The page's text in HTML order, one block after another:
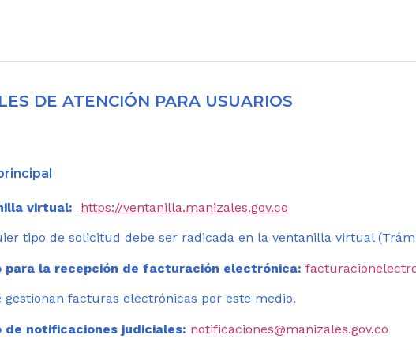
DE ATENCIÓN PARA USUARIOS
virtual: https://ventanilla.manizales.gov.co
tipo de solicitud debe ser radicada en la ventanilla virtual
para la recepción de facturación electrónica:
gestionan facturas electrónicas por este medio.
de notificaciones judiciales: notificaciones@manizales.gov.co